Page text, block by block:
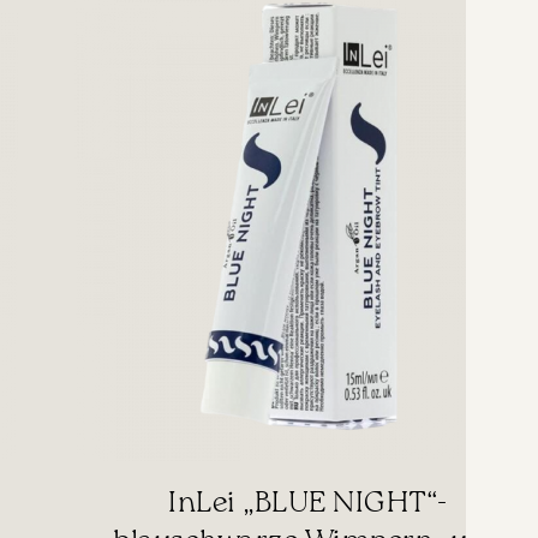
InLei „BLUE NIGHT“-